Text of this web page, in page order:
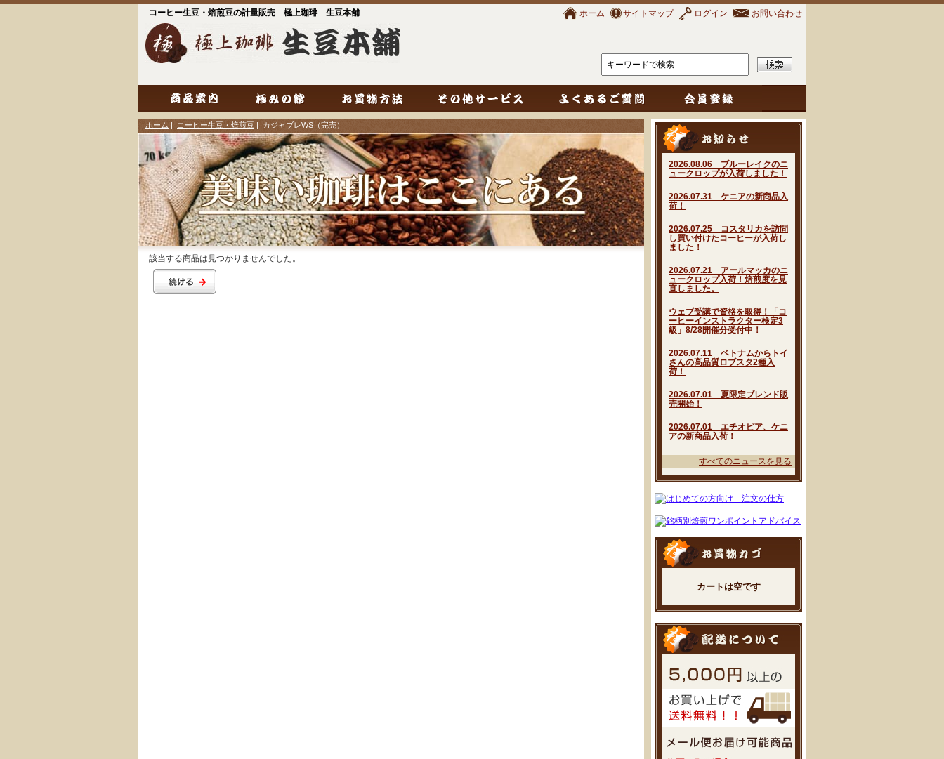
コーヒー生豆・焙煎豆の計量販売 極上珈琲 生豆本舗 ホーム サイトマップ ログイン お問い合わせ
2026.08.06 ブルーレイクのニ
ュークロップが入荷しました！
2026.07.31 ケニアの新商品入
荷！
2026.07.25 コスタリカを訪問
し買い付けたコーヒーが入荷し
ました！
2026.07.21 アールマッカのニ
ュークロップ入荷！焙煎度を見
直しました。
ウェブ受講で資格を取得！「コ
ーヒーインストラクター検定3
級」8/28開催分受付中！
2026.07.11 ベトナムからトイ
さんの高品質ロブスタ2種入
荷！
2026.07.01 夏限定ブレンド販
売開始！
2026.07.01 エチオピア、ケニ
アの新商品入荷！
すべてのニュースを見る
カートは空です
ホーム | コーヒー生豆・焙煎豆 | カジャブレWS（完売）
該当する商品は見つかりませんでした。